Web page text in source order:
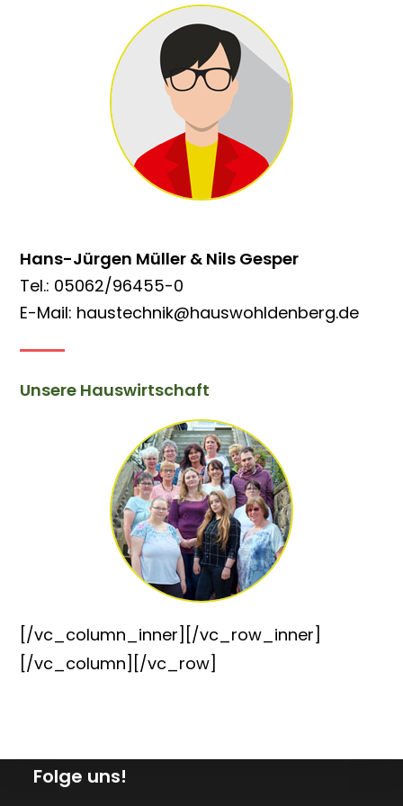
Hans-Jürgen Müller & Nils Gesper
Tel.: 05062/96455-0
E-Mail: haustechnik@hauswohldenberg.de
Unsere Hauswirtschaft
[/vc_column_inner][/vc_row_inner]
[/vc_column][/vc_row]
Folge uns!